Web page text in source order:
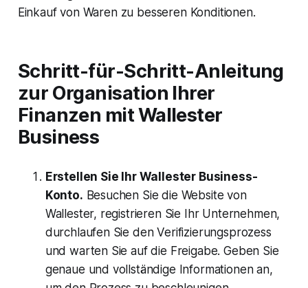
Einkauf von Waren zu besseren Konditionen.
Schritt-für-Schritt-Anleitung
zur Organisation Ihrer
Finanzen mit Wallester
Business
Erstellen Sie Ihr Wallester Business-
Konto. Besuchen Sie die Website von
Wallester, registrieren Sie Ihr Unternehmen,
durchlaufen Sie den Verifizierungsprozess
und warten Sie auf die Freigabe. Geben Sie
genaue und vollständige Informationen an,